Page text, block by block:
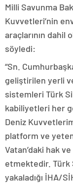
Milli Savunma
Kuvvetleri’nin
araçlarının dahil
söyledi:
“Sn.
geliştirilen yerli
sistemleri Türk
kabiliyetleri her
Deniz
platform ve
Vatan’daki hak
etmektedir. Türk
yakaladığı İHA/